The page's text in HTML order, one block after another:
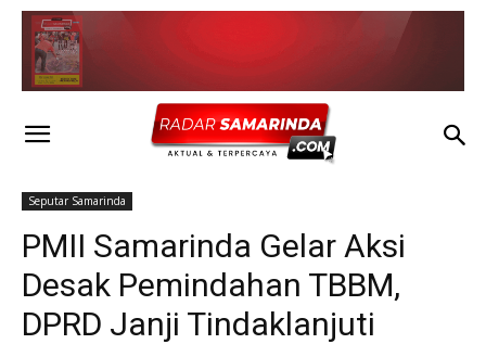
Seputar Samarinda
PMII Samarinda Gelar Aksi
Desak Pemindahan TBBM,
DPRD Janji Tindaklanjuti